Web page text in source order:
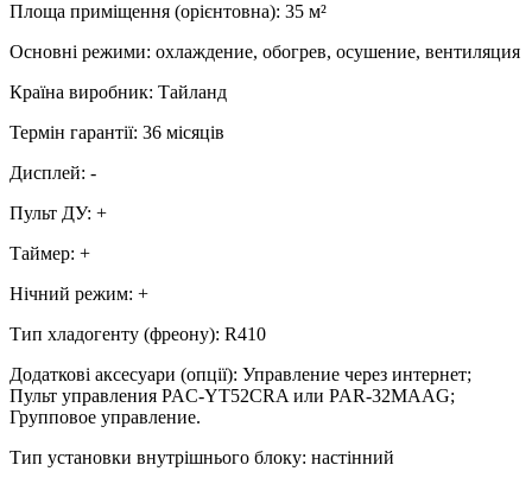
Площа приміщення (орієнтовна): 35 м²
Основні режими: охлаждение, обогрев, осушение, вентиляция
Країна виробник: Тайланд
Термін гарантії: 36 місяців
Дисплей: -
Пульт ДУ: +
Таймер: +
Нічний режим: +
Тип хладогенту (фреону): R410
Додаткові аксесуари (опції): Управление через интернет;
Пульт управления PAC-YT52CRA или PAR-32MAAG;
Групповое управление.
Тип установки внутрішнього блоку: настінний